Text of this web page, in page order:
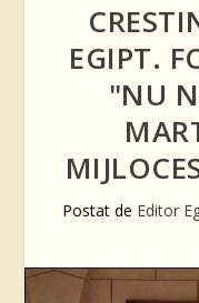
EGIPT.
"NU
Postat de Editor